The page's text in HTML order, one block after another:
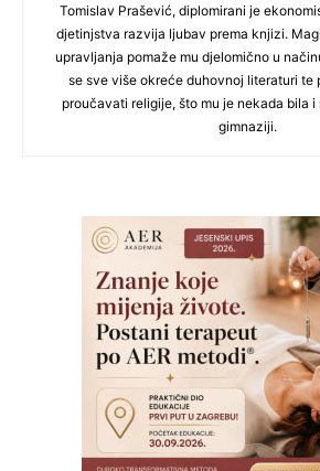
Tomislav Prašević, diplomirani je
djetinjstva razvija ljubav prema knjizi.
upravljanja pomaže mu djelomično u
se sve više okreće duhovnoj literaturi te
proučavati religije, što mu je nekada bila i
gimnaziji.